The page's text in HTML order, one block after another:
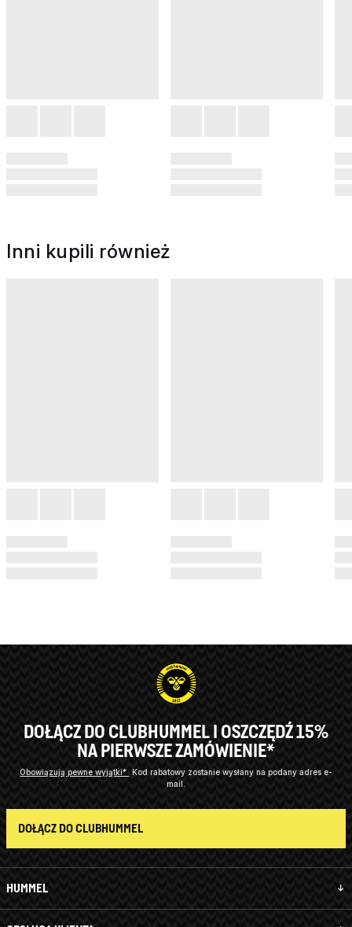
Inni kupili również
HUMMEL
DOŁĄCZ DO CLUBHUMMEL I OSZCZĘDŹ 15%
NA PIERWSZE ZAMÓWIENIE*
Obowiązują pewne wyjątki* Kod rabatowy zostanie wysłany na podany adres e-
mail.
DOŁĄCZ DO CLUBHUMMEL